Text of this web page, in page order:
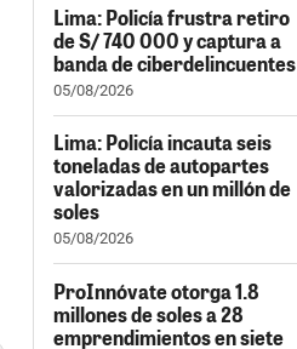
Lima: Policía frustra retiro
de S/ 740 000 y captura a
banda de ciberdelincuentes
05/08/2026
Lima: Policía incauta seis
toneladas de autopartes
valorizadas en un millón de
soles
05/08/2026
ProInnóvate otorga 1.8
millones de soles a 28
emprendimientos en siete